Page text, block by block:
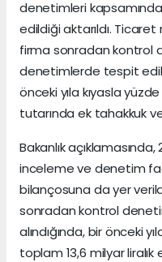
denetimleri
edildiği aktarıldı.
firma sonradan kontrol
denetimlerde tespit
önceki yıla kıyasla
tutarında ek tahakkuk ve
Bakanlık
inceleme ve denetim
bilançosuna da yer
sonradan kontrol
alındığında, bir önceki
toplam 13,6 milyar